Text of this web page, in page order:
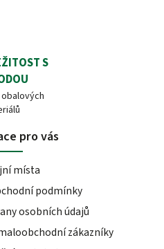
S
pro vás
místa
podmínky
osobních údajů
zákazníky